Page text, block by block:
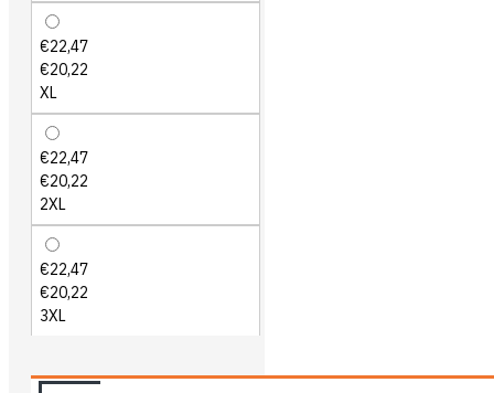
€22,47
€20,22
XL
€22,47
€20,22
2XL
€22,47
€20,22
3XL